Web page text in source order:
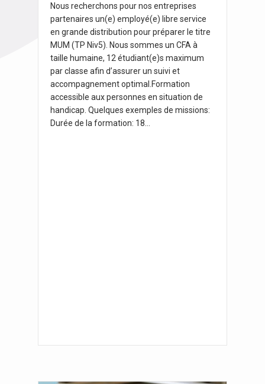
Nous recherchons pour nos entreprises
partenaires un(e) employé(e) libre service
en grande distribution pour préparer le titre
MUM (TP Niv5). Nous sommes un CFA à
taille humaine, 12 étudiant(e)s maximum
par classe afin d’assurer un suivi et
accompagnement optimal.Formation
accessible aux personnes en situation de
handicap. Quelques exemples de missions:
Durée de la formation: 18…